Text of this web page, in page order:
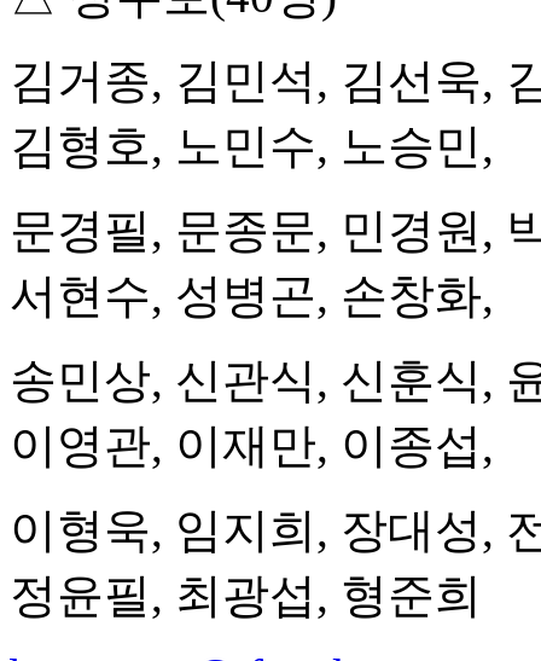
김거종, 김민석, 김선욱,
김형호, 노민수, 노승민,
문경필, 문종문, 민경원,
서현수, 성병곤, 손창화,
송민상, 신관식, 신훈식,
이영관, 이재만, 이종섭,
이형욱, 임지희, 장대성,
정윤필, 최광섭, 형준희